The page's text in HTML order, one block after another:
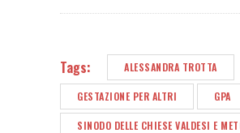
Tags: ALESSANDRA TROTTA
GESTAZIONE PER ALTRI GPA
SINODO DELLE CHIESE VALDESI E